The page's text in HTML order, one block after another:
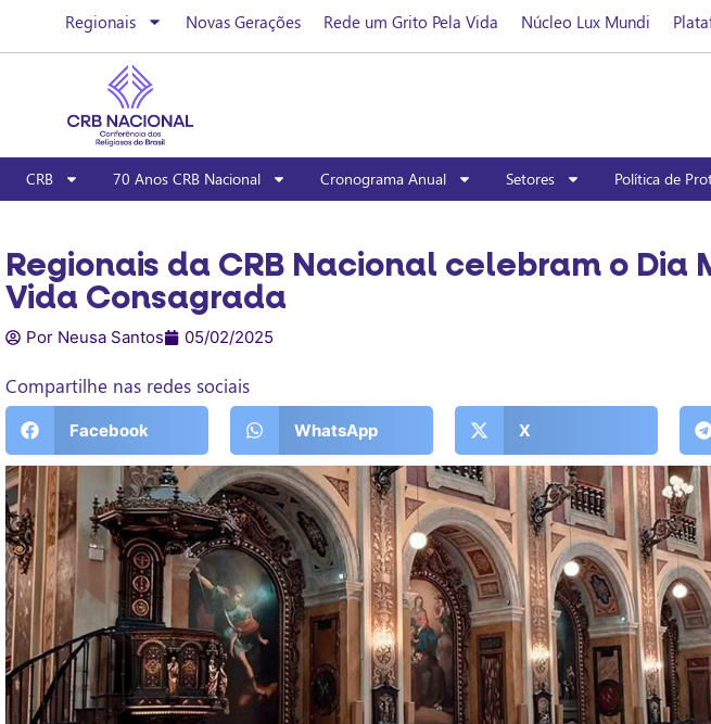
Regionais Novas Gerações Rede um Grito Pela Vida Núcleo Lux Mundi
CRB 70 Anos CRB Nacional Cronograma Anual Setores Política de
Regionais da CRB Nacional celebram o Dia
Vida Consagrada
Por Neusa Santos 05/02/2025
Compartilhe nas redes sociais
Facebook WhatsApp X